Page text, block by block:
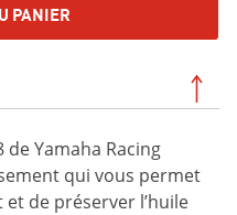
PANIER
Yamaha Racing
qui vous permet
de préserver l’huile